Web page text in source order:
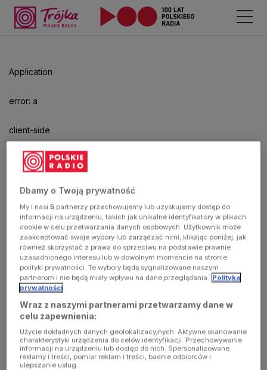
Application
error: a
client-side
exception
has
occurred
(see the
browser
console for
more
information)
Dbamy o Twoją prywatność
My i nasi5 partnerzy przechowujemy lub uzyskujemy dostęp do
informacji na urządzeniu, takich jak unikalne identyfikatory w plikach
cookie w celu przetwarzania danych osobowych. Użytkownik może
zaakceptować swoje wybory lub zarządzać nimi, klikając poniżej, jak
również skorzystać z prawa do sprzeciwu na podstawie prawnie
uzasadnionego interesu lub w dowolnym momencie na stronie
polityki prywatności. Te wybory będą sygnalizowane naszym
partnerom i nie będą miały wpływu na dane przeglądania. Polityka
prywatności
Wraz z naszymi partnerami przetwarzamy dane w
celu zapewnienia:
Użycie dokładnych danych geolokalizacyjnych. Aktywne skanowanie
charakterystyki urządzenia do celów identyfikacji. Przechowywanie
informacji na urządzeniu lub dostęp do nich. Spersonalizowane
reklamy i treści, pomiar reklam i treści, badnie odbiorców i
ulepszanie usług.